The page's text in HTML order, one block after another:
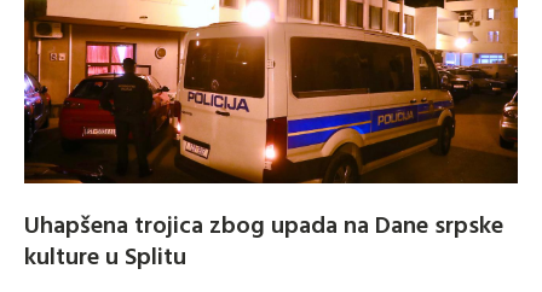
Uhapšena trojica zbog upada na Dane srpske
kulture u Splitu